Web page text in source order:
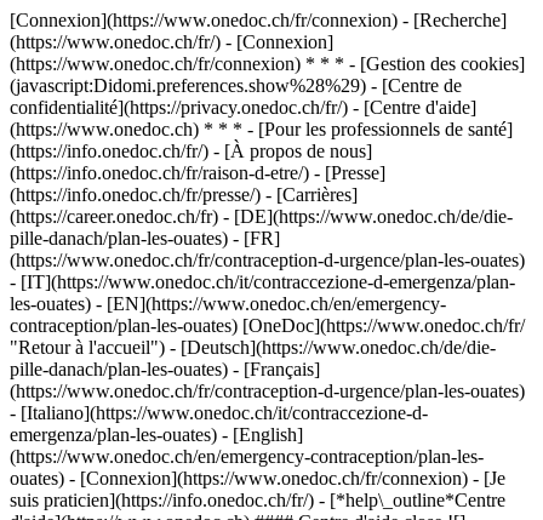
[Connexion](https://www.onedoc.ch/fr/connexion) - [Recherche]
(https://www.onedoc.ch/fr/) - [Connexion]
(https://www.onedoc.ch/fr/connexion) * * * - [Gestion des cookies]
(javascript:Didomi.preferences.show%28%29) - [Centre de
confidentialité](https://privacy.onedoc.ch/fr/) - [Centre d'aide]
(https://www.onedoc.ch) * * * - [Pour les professionnels de santé]
(https://info.onedoc.ch/fr/) - [À propos de nous]
(https://info.onedoc.ch/fr/raison-d-etre/) - [Presse]
(https://info.onedoc.ch/fr/presse/) - [Carrières]
(https://career.onedoc.ch/fr) - [DE](https://www.onedoc.ch/de/die-
pille-danach/plan-les-ouates) - [FR]
(https://www.onedoc.ch/fr/contraception-d-urgence/plan-les-ouates)
- [IT](https://www.onedoc.ch/it/contraccezione-d-emergenza/plan-
les-ouates) - [EN](https://www.onedoc.ch/en/emergency-
contraception/plan-les-ouates) [OneDoc](https://www.onedoc.ch/fr/
"Retour à l'accueil") - [Deutsch](https://www.onedoc.ch/de/die-
pille-danach/plan-les-ouates) - [Français]
(https://www.onedoc.ch/fr/contraception-d-urgence/plan-les-ouates)
- [Italiano](https://www.onedoc.ch/it/contraccezione-d-
emergenza/plan-les-ouates) - [English]
(https://www.onedoc.ch/en/emergency-contraception/plan-les-
ouates) - [Connexion](https://www.onedoc.ch/fr/connexion) - [Je
suis praticien](https://info.onedoc.ch/fr/) - [*help\_outline*Centre